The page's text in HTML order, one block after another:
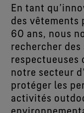
En tant
des vêtements
60 ans, nous
rechercher
respectueuses
notre secteur
protéger les
activités